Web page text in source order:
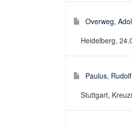
Overweg,
Heidelberg,
Paulus,
Stuttgart,